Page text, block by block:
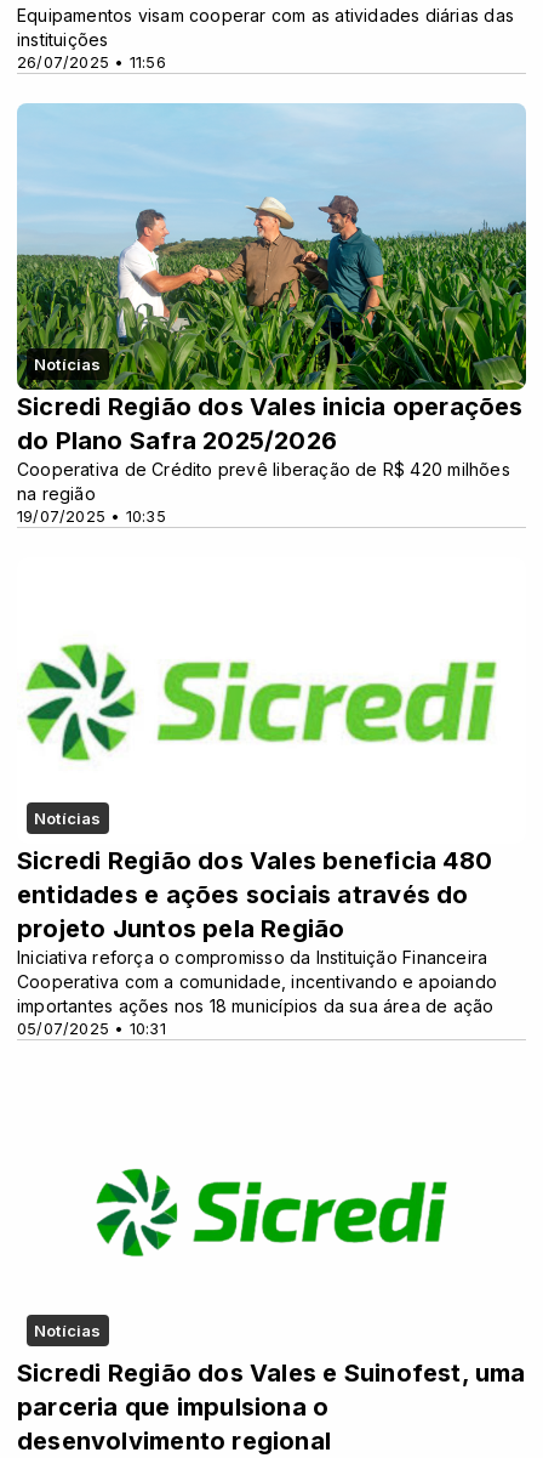
26/07/2025 • 11:56
Equipamentos visam cooperar com as atividades diárias das
instituições
Notícias
19/07/2025 • 10:35
Sicredi Região dos Vales inicia operações
do Plano Safra 2025/2026
Cooperativa de Crédito prevê liberação de R$ 420 milhões
na região
Notícias
05/07/2025 • 10:31
Sicredi Região dos Vales beneficia 480
entidades e ações sociais através do
projeto Juntos pela Região
Iniciativa reforça o compromisso da Instituição Financeira
Cooperativa com a comunidade, incentivando e apoiando
importantes ações nos 18 municípios da sua área de ação
Notícias
Sicredi Região dos Vales e Suinofest, uma
parceria que impulsiona o
desenvolvimento regional